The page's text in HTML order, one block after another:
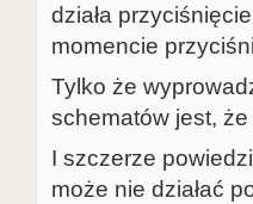
działa
momencie
Tylko że
schematów jest,
I szczerze
może nie działać